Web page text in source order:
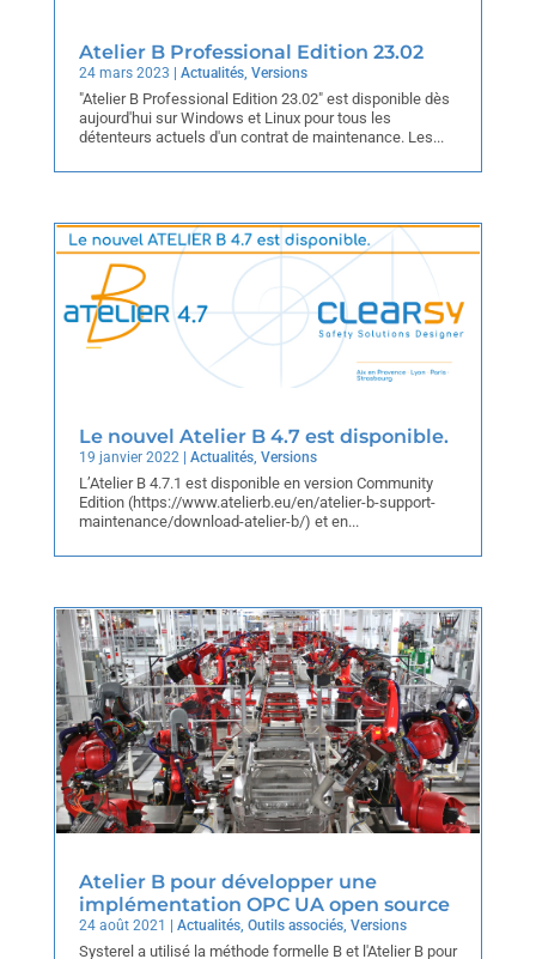
Atelier B Professional Edition 23.02
24 mars 2023 Actualités, Versions
"Atelier B Professional Edition 23.02" est disponible dès
aujourd'hui sur Windows et Linux pour tous les
détenteurs actuels d'un contrat de maintenance. Les...
Le nouvel Atelier B 4.7 est disponible.
19 janvier 2022 | Actualités, Versions
L’Atelier B 4.7.1 est disponible en version Community
Edition (https://www.atelierb.eu/en/atelier-b-support-
maintenance/download-atelier-b/) et en...
Atelier B pour développer une
implémentation OPC UA open source
24 août 2021 Actualités, Outils associés, Versions
Systerel a utilisé la méthode formelle B et l'Atelier B pour